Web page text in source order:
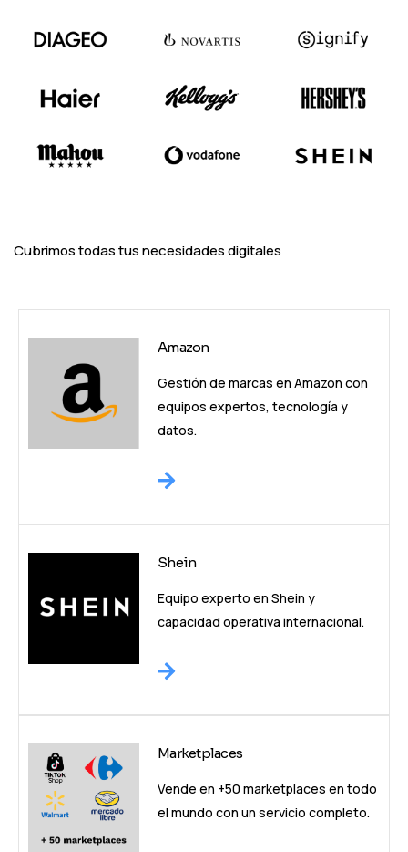
Cubrimos todas tus necesidades digitales
Amazon
Gestión de marcas en Amazon con
equipos expertos, tecnología y
datos.
Shein
Equipo experto en Shein y
capacidad operativa internacional.
Marketplaces
Vende en +50 marketplaces en todo
el mundo con un servicio completo.